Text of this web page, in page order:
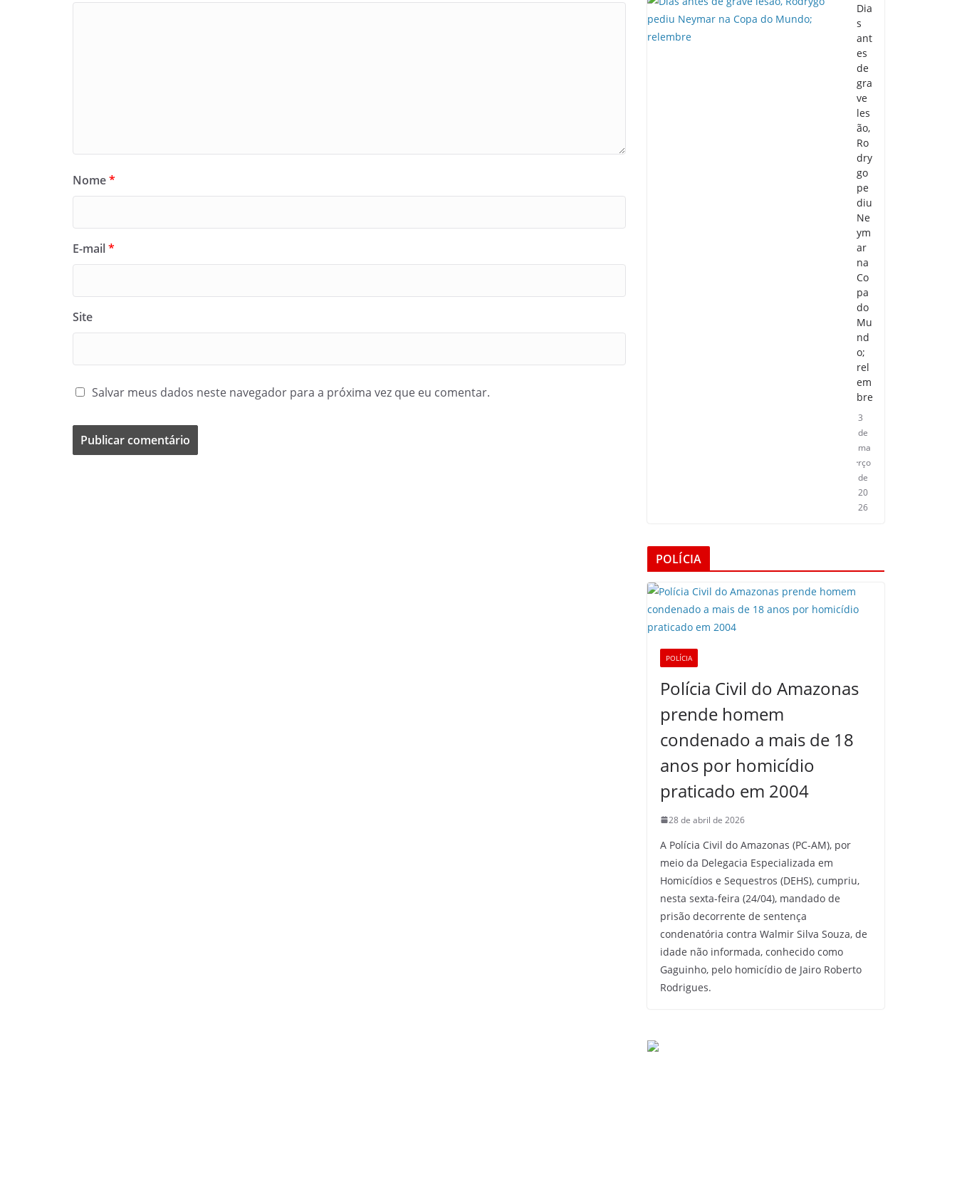
Nome*
E-mail*
Site
Salvar meus dados neste navegador para a próxima vez que eu comentar.
Dia
s
ant
es
de
gra
ve
les
ão,
Ro
dry
go
pe
diu
Ne
ym
ar
na
Co
pa
do
Mu
nd
o;
rel
em
bre
3
de
ma
rço
de
20
26
POLÍCIA
POLÍCIA
Polícia Civil do Amazonas
prende homem
condenado a mais de 18
anos por homicídio
praticado em 2004
28 de abril de 2026
A Polícia Civil do Amazonas (PC-AM), por
meio da Delegacia Especializada em
Homicídios e Sequestros (DEHS), cumpriu,
nesta sexta-feira (24/04), mandado de
prisão decorrente de sentença
condenatória contra Walmir Silva Souza, de
idade não informada, conhecido como
Gaguinho, pelo homicídio de Jairo Roberto
Rodrigues.